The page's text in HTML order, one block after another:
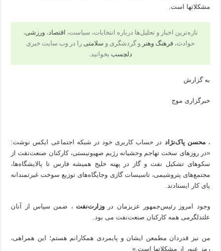
مشکلاتها است.
تازه‌ترین اخبار و تحلیل‌ها درباره انتخابات، سیاست، اقتصاد، ورزشی،
حوادث، فرهنگ وهنر و گردشگری و سلامتی را در وب سایت خبری
دلچسب بخوانید.
به گزارش
خبرگزاری موج
،محسن پاک‌نژاد در حساب کاربری خود در شبکه اجتماعی ایکس نوشت:
«در روزهای سخت تهاجم وحشیانه رژیم صهیونیستی، کارکنان صنعت‌نفت از
سکوهای تشکیل نفت و گاز در پهنه خلیج همیشه فارس تا پالایشگاه‌ها،
مجتمع‌های پتروشیمی، تاسیسات گازی وجایگاه‌های توزیع سوخت غیرتمندانه
پای کار ایستادند.
وجود امروز رئیس‌جمهور عزیزمان در وزارت‌نفت، ضمن سپاس از آنان
علتدلگرمی همه کارکنان صنعت‌نفت می بود.‌
من نیز قدردان مطمعن ایشان و پایمردی همکارانم هستم؛ این همراهی،
رمز عبور از مشکلاتها است.»